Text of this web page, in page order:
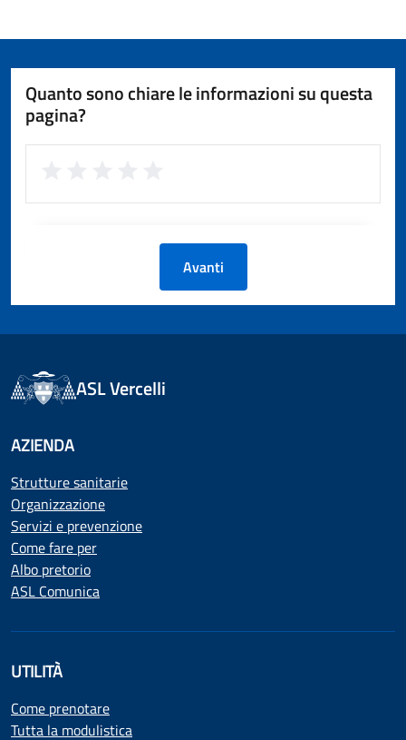
Quanto sono chiare le informazioni su questa
pagina?
Avanti
ASL Vercelli
AZIENDA
Strutture sanitarie
Organizzazione
Servizi e prevenzione
Come fare per
Albo pretorio
ASL Comunica
UTILITÀ
Come prenotare
Tutta la modulistica